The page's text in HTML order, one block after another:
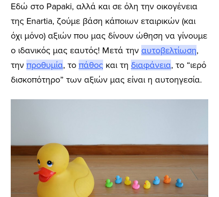
Εδώ στο Papaki, αλλά και σε όλη την οικογένεια
της Enartia, ζούμε βάση κάποιων εταιρικών (και
όχι μόνο) αξιών που μας δίνουν ώθηση να γίνουμε
ο ιδανικός μας εαυτός! Μετά την αυτοβελτίωση,
την προθυμία, το πάθος και τη διαφάνεια, το “ιερό
δισκοπότηρο” των αξιών μας είναι η αυτοηγεσία.